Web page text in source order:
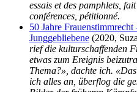
essais et des pamphlets,
conférences, pétitionné.
50 Jahre
Junggebliebene (2020,
rief die kulturschaffenden
etwas zum Ereignis
Thema?», dachte ich.
ich alles an, überflog die